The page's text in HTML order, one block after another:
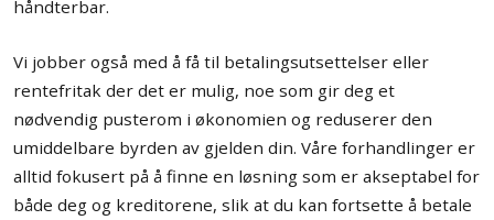
håndterbar.
Vi jobber også med å få til betalingsutsettelser eller
rentefritak der det er mulig, noe som gir deg et
nødvendig pusterom i økonomien og reduserer den
umiddelbare byrden av gjelden din. Våre forhandlinger er
alltid fokusert på å finne en løsning som er akseptabel for
både deg og kreditorene, slik at du kan fortsette å betale